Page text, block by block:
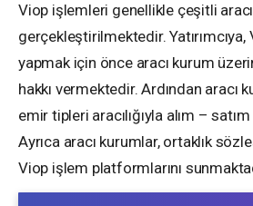
Viop işlemleri genellikle çeşitli aracı
gerçekleştirilmektedir. Yatırımcıya,
yapmak için önce aracı kurum
hakkı vermektedir. Ardından aracı
emir tipleri aracılığıyla alım –
Ayrıca aracı kurumlar, ortaklık
Viop işlem platformlarını